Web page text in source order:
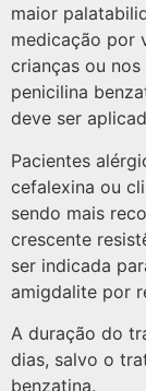
maior
medicação por
crianças ou
penicilina
deve ser
Pacientes
cefalexina ou
sendo mais
crescente
ser indicada
amigdalite por
A duração do
dias, salvo o
benzatina.